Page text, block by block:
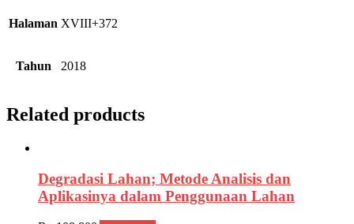
Halaman XVIII+372
Tahun 2018
Related products
Degradasi Lahan; Metode Analisis dan
Aplikasinya dalam Penggunaan Lahan